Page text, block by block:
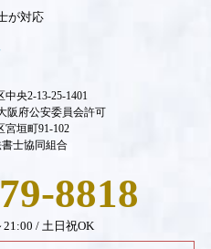
が対応
央2-13-25-1401
阪府公安委員会許可
垣町91-102
士協同組合
8818
/ 土日祝OK